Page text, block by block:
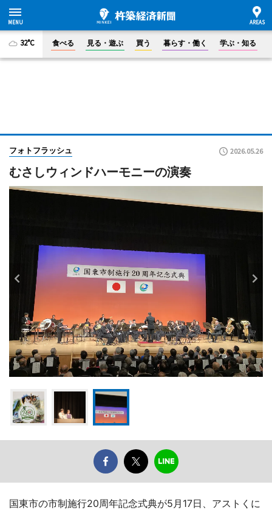
32°C 食べる 見る・遊ぶ 買う 暮らす・働く 学ぶ・知る
フォトフラッシュ 2026.05.26
むさしウィンドハーモニーの演奏
国東市の市制施行20周年記念式典が5月17日、アストくに